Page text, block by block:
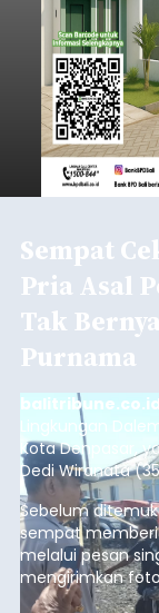
Sempat
Pria Asal
Tak
Purnama
Lingkungan
Kota Denpasar,
Dedi Wiranata
pesisir Pantai
Sebelum
sempat
melalui pesan
mengirimkan
istrinya.